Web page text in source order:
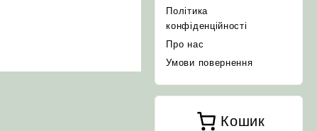
Політика
конфіденційності
Про нас
Умови повернення
Кошик